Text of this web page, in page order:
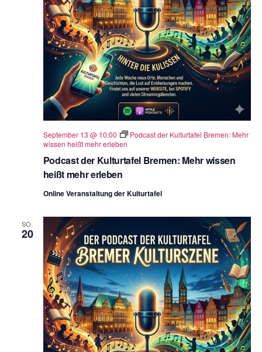
Podcast der Kulturtafel Bremen: Mehr wissen
heißt mehr erleben
September 13 @ 10:00
Podcast der Kulturtafel Bremen: Mehr
wissen heißt mehr erleben
Online Veranstaltung der Kulturtafel
SO.
20